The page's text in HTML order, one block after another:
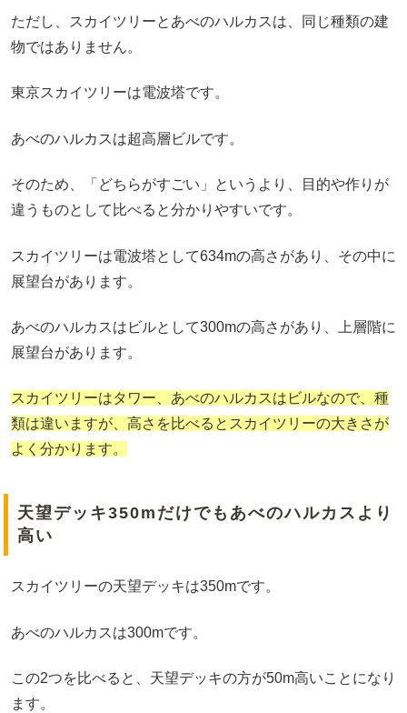
ただし、スカイツリーとあべのハルカスは、同じ種類の建
物ではありません。
東京スカイツリーは電波塔です。
あべのハルカスは超高層ビルです。
そのため、「どちらがすごい」というより、目的や作りが
違うものとして比べると分かりやすいです。
スカイツリーは電波塔として634mの高さがあり、その中に
展望台があります。
あべのハルカスはビルとして300mの高さがあり、上層階に
展望台があります。
スカイツリーはタワー、あべのハルカスはビルなので、種
類は違いますが、高さを比べるとスカイツリーの大きさが
よく分かります。
天望デッキ350mだけでもあべのハルカスより
高い
スカイツリーの天望デッキは350mです。
あべのハルカスは300mです。
この2つを比べると、天望デッキの方が50m高いことになり
ます。